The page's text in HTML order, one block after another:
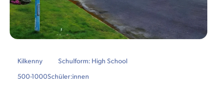
Kilkenny
Schulform: High School
500-1000Schüler:innen